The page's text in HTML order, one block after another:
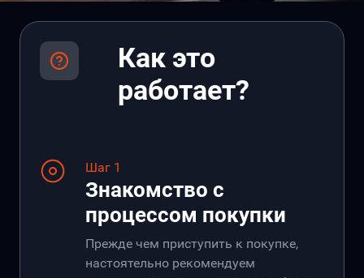
Как это
работает?
Шаг 1
Знакомство с
процессом покупки
Прежде чем приступить к покупке,
настоятельно рекомендуем